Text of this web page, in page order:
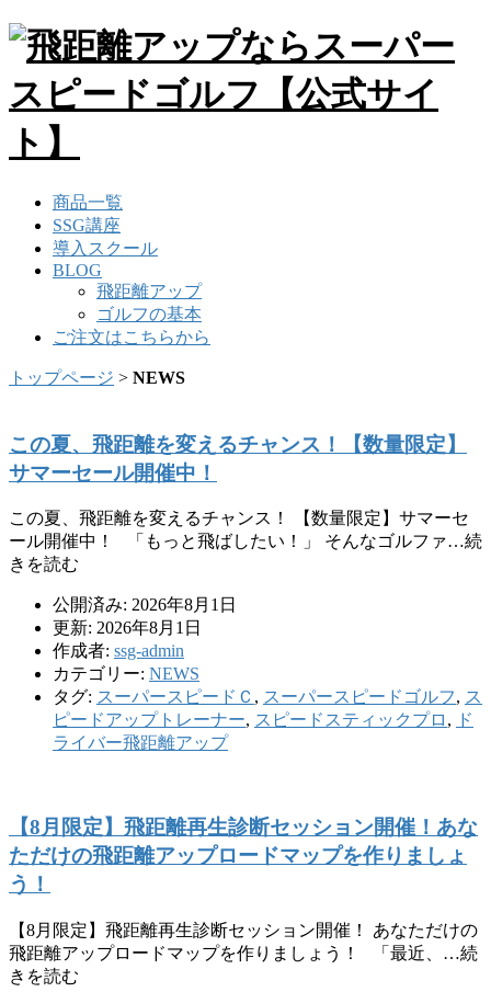
商品一覧
SSG講座
導入スクール
BLOG
飛距離アップ
ゴルフの基本
ご注文はこちらから
トップページ > NEWS
この夏、飛距離を変えるチャンス！【数量限定】
サマーセール開催中！
この夏、飛距離を変えるチャンス！ 【数量限定】サマーセ
ール開催中！ 「もっと飛ばしたい！」 そんなゴルファ…続
きを読む
公開済み: 2026年8月1日
更新: 2026年8月1日
作成者: ssg-admin
カテゴリー: NEWS
タグ: スーパースピードＣ , スーパースピードゴルフ, ス
ピードアップトレーナー, スピードスティックプロ , ド
ライバー飛距離アップ
【8月限定】飛距離再生診断セッション開催！あな
ただけの飛距離アップロードマップを作りましょ
う！
【8月限定】飛距離再生診断セッション開催！ あなただけの
飛距離アップロードマップを作りましょう！ 「最近、…続
きを読む